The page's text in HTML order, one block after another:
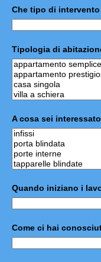
Che tipo di
Tipologia di
A cosa sei
Quando iniziano i
Come ci hai